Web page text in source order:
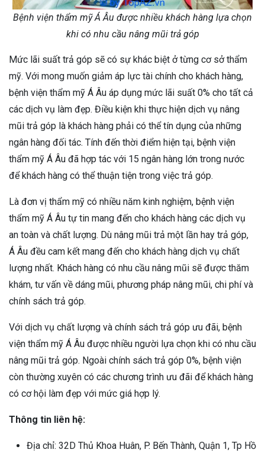
Bệnh viện thẩm mỹ Á Âu được nhiều khách hàng lựa chọn
khi có nhu cầu nâng mũi trả góp
Mức lãi suất trả góp sẽ có sự khác biệt ở từng cơ sở thẩm
mỹ. Với mong muốn giảm áp lực tài chính cho khách hàng,
bệnh viện thẩm mỹ Á Âu áp dụng mức lãi suất 0% cho tất cả
các dịch vụ làm đẹp. Điều kiện khi thực hiện dịch vụ nâng
mũi trả góp là khách hàng phải có thể tín dụng của những
ngân hàng đối tác. Tính đến thời điểm hiện tại, bệnh viện
thẩm mỹ Á Âu đã hợp tác với 15 ngân hàng lớn trong nước
để khách hàng có thể thuận tiện trong việc trả góp.
Là đơn vị thẩm mỹ có nhiều năm kinh nghiệm, bệnh viện
thẩm mỹ Á Âu tự tin mang đến cho khách hàng các dịch vụ
an toàn và chất lượng. Dù nâng mũi trả một lần hay trả góp,
Á Âu đều cam kết mang đến cho khách hàng dịch vụ chất
lượng nhất. Khách hàng có nhu cầu nâng mũi sẽ được thăm
khám, tư vấn về dáng mũi, phương pháp nâng mũi, chi phí và
chính sách trả góp.
Với dịch vụ chất lượng và chính sách trả góp ưu đãi, bệnh
viện thẩm mỹ Á Âu được nhiều người lựa chọn khi có nhu cầu
nâng mũi trả góp. Ngoài chính sách trả góp 0%, bệnh viện
còn thường xuyên có các chương trình ưu đãi để khách hàng
có cơ hội làm đẹp với mức giá hợp lý.
Thông tin liên hệ:
Địa chỉ: 32D Thủ Khoa Huân, P. Bến Thành, Quận 1, Tp Hồ